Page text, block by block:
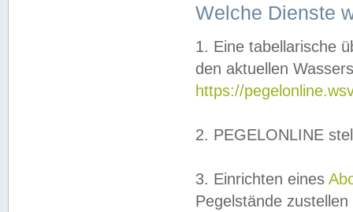
Welche Dienste
1. Eine tabellarische
den aktuellen
https://
2. PEGELONLINE
3. Einrichten eines
Pegelstände